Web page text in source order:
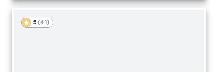
5 (41 )